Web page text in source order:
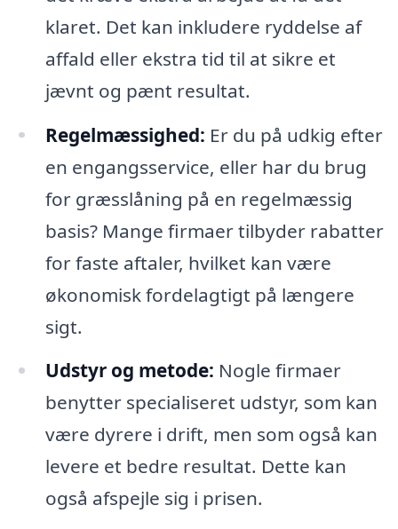
klaret. Det kan inkludere ryddelse af
affald eller ekstra tid til at sikre et
jævnt og pænt resultat.
Regelmæssighed: Er du på udkig efter
en engangsservice, eller har du brug
for græsslåning på en regelmæssig
basis? Mange firmaer tilbyder rabatter
for faste aftaler, hvilket kan være
økonomisk fordelagtigt på længere
sigt.
Udstyr og metode: Nogle firmaer
benytter specialiseret udstyr, som kan
være dyrere i drift, men som også kan
levere et bedre resultat. Dette kan
også afspejle sig i prisen.